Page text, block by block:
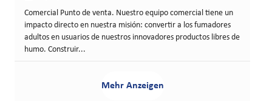
Comercial Punto de venta. Nuestro equipo comercial tiene un
impacto directo en nuestra misión: convertir a los fumadores
adultos en usuarios de nuestros innovadores productos libres de
humo. Construir...
Mehr Anzeigen